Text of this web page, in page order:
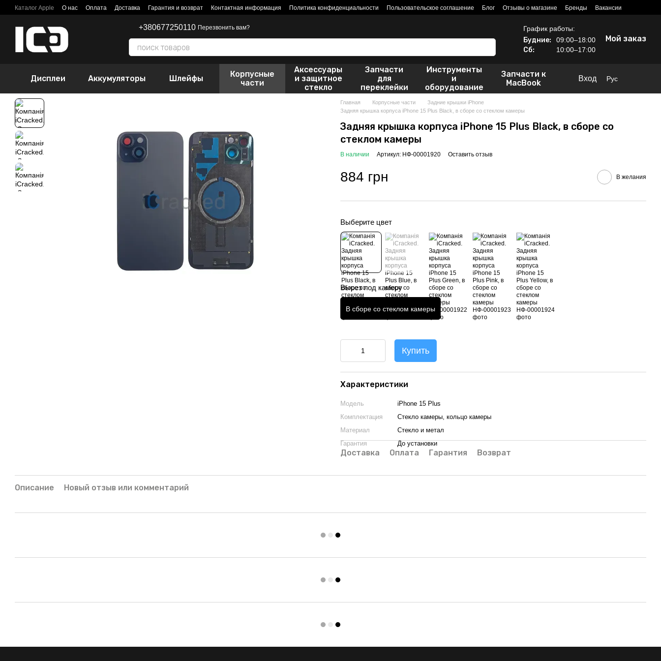
Перейти к основному контенту
Каталог Apple О нас Оплата Доставка Гарантия и возврат Контактная информация Политика конфиденциальности Пользовательское соглашение Блог Отзывы о магазине Бренды Вакансии
+380677250110 Перезвонить вам? График работы:
Будние: 09:00–18:00
Сб: 10:00–17:00
Мой заказ
Дисплеи Аккумуляторы Шлейфы
Корпусные
части
Аксессуары
и защитное
стекло
Запчасти
для
переклейки
Инструменты
и
оборудование
Запчасти к
MacBook
Вход Рус
Главная Корпусные части
Задние крышки iPhone
Задняя крышка корпуса iPhone 15 Plus Black, в сборе со стеклом камеры
Задняя крышка корпуса iPhone 15 Plus Black, в сборе со
стеклом камеры
В наличии Артикул: НФ-00001920 Оставить отзыв
884 грн В желания
Выберите цвет
Вырез под камеру
В сборе со стеклом камеры
Купить
Характеристики
Модель
iPhone 15 Plus
Комплектация
Стекло камеры, кольцо камеры
Материал
Стекло и метал
Гарантия
До установки
Доставка Оплата Гарантия Возврат
Описание Новый отзыв или комментарий